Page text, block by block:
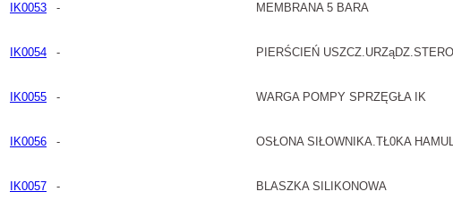
IK0053 - MEMBRANA 5 BARA
IK0054 - PIERŚCIEŃ
IK0055 - WARGA POMPY SPRZĘGŁA IK
IK0056 - OSŁONA SIŁOWNIKA.TŁ0KA
IK0057 - BLASZKA SILIKONOWA